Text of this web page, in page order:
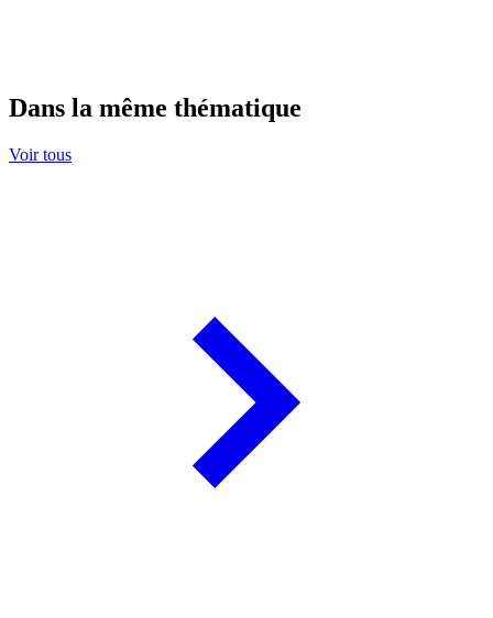
Dans la même thématique
Voir tous